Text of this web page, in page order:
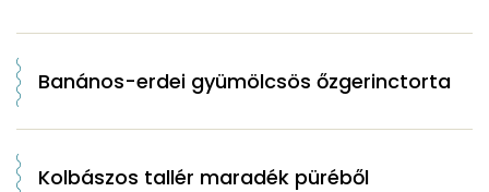
Banános-erdei gyümölcsös őzgerinctorta
Kolbászos tallér maradék püréből